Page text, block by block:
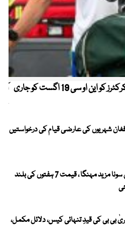
کیریبین پریمیئر لیگ ، قومی کرکٹرز کو این او سی 19 اگست کو جاری
شہریوں کی عارضی قیام کی درخواستیں
عالمی مارکیٹ میں سونا مزید مہنگا ، قیمت 7 ہفتوں کی بلند
بی بی کی قیدِ تنہائی کیس، دلائل مکمل،